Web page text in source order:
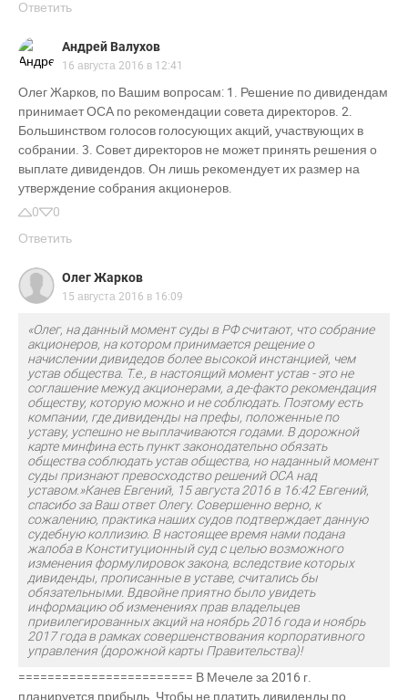
Ответить
Андрей Валухов
16 августа 2016 в 12:41
Олег Жарков, по Вашим вопросам: 1. Решение по дивидендам
принимает ОСА по рекомендации совета директоров. 2.
Большинством голосов голосующих акций, участвующих в
собрании. 3. Совет директоров не может принять решения о
выплате дивидендов. Он лишь рекомендует их размер на
утверждение собрания акционеров.
0
0
Ответить
Олег Жарков
15 августа 2016 в 16:09
«Олег, на данный момент суды в РФ считают, что собрание
акционеров, на котором принимается рещение о
начислении дивидедов более высокой инстанцией, чем
устав общества. Т.е., в настоящий момент устав - это не
соглашение межуд акционерами, а де-факто рекомендация
обществу, которую можно и не соблюдать. Поэтому есть
компании, где дивиденды на префы, положенные по
уставу, успешно не выплачиваются годами. В дорожной
карте минфина есть пункт законодательно обязать
общества соблюдать устав общества, но наданный момент
суды признают превосходство решений ОСА над
уставом.»Канев Евгений, 15 августа 2016 в 16:42 Евгений,
спасибо за Ваш ответ Олегу. Совершенно верно, к
сожалению, практика наших судов подтверждает данную
судебную коллизию. В настоящее время нами подана
жалоба в Конституционный суд с целью возможного
изменения формулировок закона, вследствие которых
дивиденды, прописанные в уставе, считались бы
обязательными. Вдвойне приятно было увидеть
информацию об изменениях прав владельцев
привилегированных акций на ноябрь 2016 года и ноябрь
2017 года в рамках совершенствования корпоративного
управления (дорожной карты Правительства)!
======================== В Мечеле за 2016 г.
планируется прибыль. Чтобы не платить дивиденды по